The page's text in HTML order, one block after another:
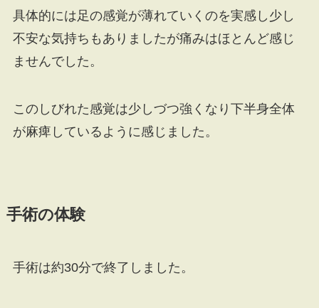
具体的には足の感覚が薄れていくのを実感し少し
不安な気持ちもありましたが痛みはほとんど感じ
ませんでした。
このしびれた感覚は少しづつ強くなり下半身全体
が麻痺しているように感じました。
手術の体験
手術は約30分で終了しました。